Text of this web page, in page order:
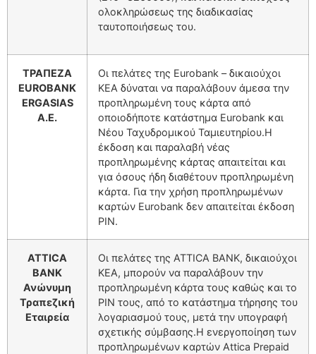
ολοκληρώσεως της διαδικασίας
ταυτοποιήσεως του.
ΤΡΑΠΕΖΑ
EUROBANK
ERGASIAS
A.E.
Οι πελάτες της Eurobank – δικαιούχοι
ΚΕΑ δύναται να παραλάβουν άμεσα την
προπληρωμένη τους κάρτα από
οποιοδήποτε κατάστημα Eurobank και
Νέου Ταχυδρομικού Ταμιευτηρίου.Η
έκδοση και παραλαβή νέας
προπληρωμένης κάρτας απαιτείται και
για όσους ήδη διαθέτουν προπληρωμένη
κάρτα. Για την χρήση προπληρωμένων
καρτών Eurobank δεν απαιτείται έκδοση
PIN.
ATTICA
BANK
Ανώνυμη
Τραπεζική
Εταιρεία
Οι πελάτες της ATTICA BANK, δικαιούχοι
ΚΕΑ, μπορούν να παραλάβουν την
προπληρωμένη κάρτα τους καθώς και το
PIN τους, από το κατάστημα τήρησης του
λογαριασμού τους, μετά την υπογραφή
σχετικής σύμβασης.H ενεργοποίηση των
προπληρωμένων καρτών Attica Prepaid